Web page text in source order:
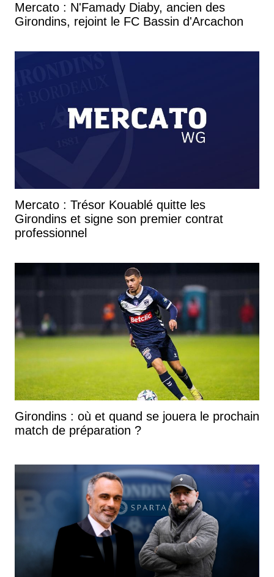
Mercato : N'Famady Diaby, ancien des
Girondins, rejoint le FC Bassin d'Arcachon
Mercato : Trésor Kouablé quitte les
Girondins et signe son premier contrat
professionnel
Girondins : où et quand se jouera le prochain
match de préparation ?